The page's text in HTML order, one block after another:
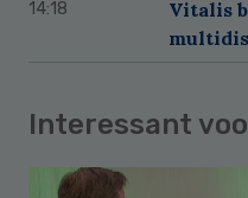
14:18
Vitalis
Interessant